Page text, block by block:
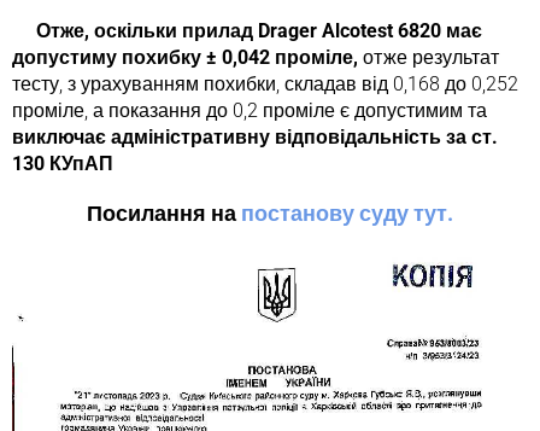
Отже, оскільки прилад Drager Alcotest 6820 має
допустиму похибку ± 0,042 проміле, отже результат
тесту, з урахуванням похибки, складав від 0,168 до 0,252
проміле, а показання до 0,2 проміле є допустимим та
виключає адміністративну відповідальність за ст.
130 КУпАП
Посилання на постанову суду тут.